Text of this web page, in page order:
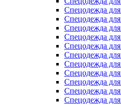
Спецодежда
Спецодежда
Спецодежда
Спецодежда
Спецодежда
Спецодежда
Спецодежда
Спецодежда
Спецодежда
Спецодежда
Спецодежда